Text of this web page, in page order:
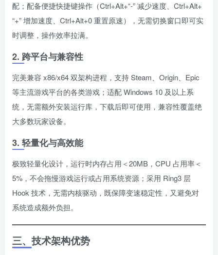
配；配备便捷快捷键操作（Ctrl+Alt+“-” 减少速度、Ctrl+Alt+
“+” 增加速度、Ctrl+Alt+0 重置原速），无需切换窗口即可实
时调整，操作效率拉满。
2. 跨平台与兼容性
完美兼容 x86/x64 双架构进程，支持 Steam、Origin、Epic
等主流游戏平台的各类游戏；适配 Windows 10 及以上系
统，无需额外安装运行库，下载后即可使用，兼容性覆盖绝
大多数玩家设备。
3. 轻量化与高效能
极致轻量化设计，运行时内存占用＜20MB，CPU 占用率＜
5%，不会拖慢游戏运行或占用系统资源；采用 Ring3 层
Hook 技术，无需内核驱动，既保障变速稳定性，又避免对
系统造成额外负担。
三、技术架构优势